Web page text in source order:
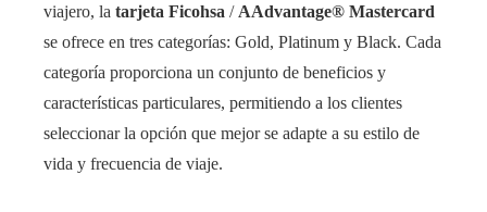
viajero, la tarjeta Ficohsa / AAdvantage® Mastercard
se ofrece en tres categorías: Gold, Platinum y Black. Cada
categoría proporciona un conjunto de beneficios y
características particulares, permitiendo a los clientes
seleccionar la opción que mejor se adapte a su estilo de
vida y frecuencia de viaje.